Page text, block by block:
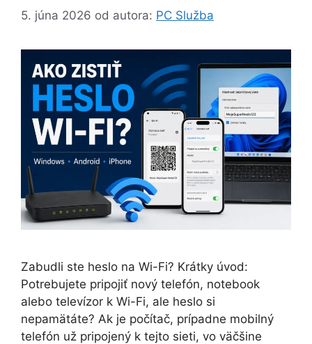
5. júna 2026 od autora: PC Služba
Zabudli ste heslo na Wi-Fi? Krátky úvod:
Potrebujete pripojiť nový telefón, notebook
alebo televízor k Wi-Fi, ale heslo si
nepamätáte? Ak je počítač, prípadne mobilný
telefón už pripojený k tejto sieti, vo väčšine